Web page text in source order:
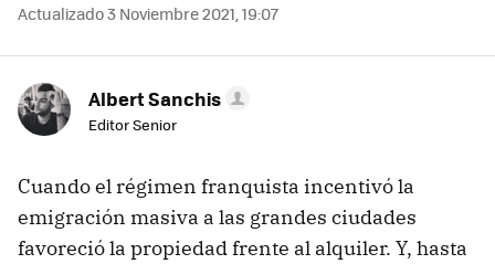
Actualizado 3 Noviembre 2021, 19:07
Albert Sanchis
Editor Senior
Cuando el régimen franquista incentivó la
emigración masiva a las grandes ciudades
favoreció la propiedad frente al alquiler. Y, hasta